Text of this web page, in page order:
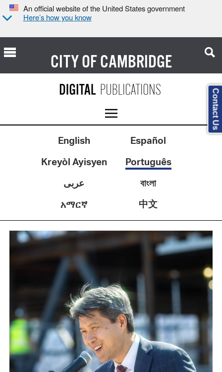
An official website of the United States government
Here’s how you know
CITY OFCAMBRIDGE
English
Español
Kreyòl Ayisyen
Português
عربى
বাংলা
አማርኛ
中文
Contact Us